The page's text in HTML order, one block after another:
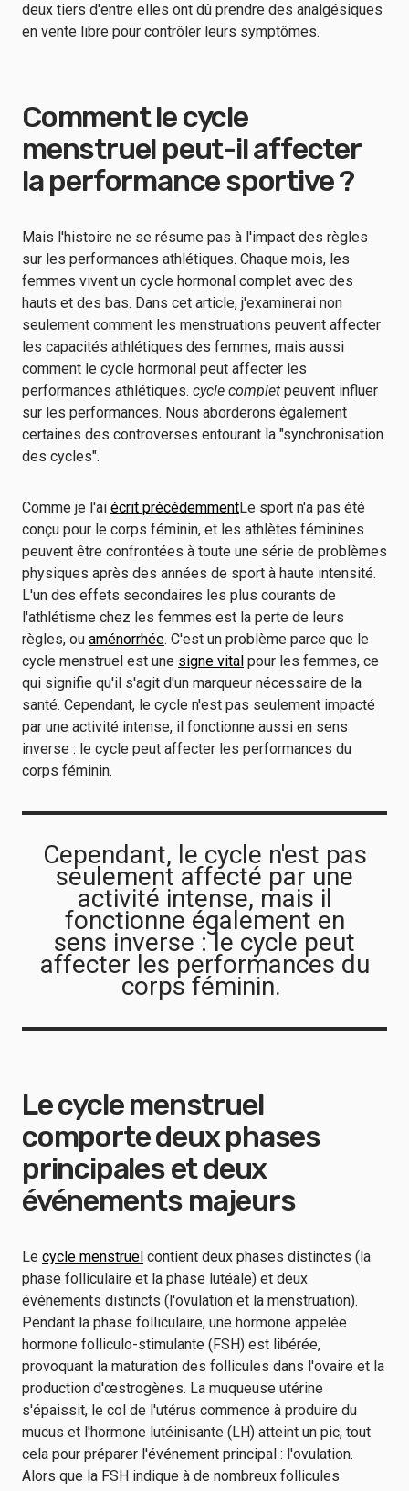
deux tiers d'entre elles ont dû prendre des analgésiques
en vente libre pour contrôler leurs symptômes.
Comment le cycle
menstruel peut-il affecter
la performance sportive ?
Mais l'histoire ne se résume pas à l'impact des règles
sur les performances athlétiques. Chaque mois, les
femmes vivent un cycle hormonal complet avec des
hauts et des bas. Dans cet article, j'examinerai non
seulement comment les menstruations peuvent affecter
les capacités athlétiques des femmes, mais aussi
comment le cycle hormonal peut affecter les
performances athlétiques. cycle complet peuvent influer
sur les performances. Nous aborderons également
certaines des controverses entourant la "synchronisation
des cycles".
Comme je l'ai écrit précédemmentLe sport n'a pas été
conçu pour le corps féminin, et les athlètes féminines
peuvent être confrontées à toute une série de problèmes
physiques après des années de sport à haute intensité.
L'un des effets secondaires les plus courants de
l'athlétisme chez les femmes est la perte de leurs
règles, ou aménorrhée. C'est un problème parce que le
cycle menstruel est une signe vital pour les femmes, ce
qui signifie qu'il s'agit d'un marqueur nécessaire de la
santé. Cependant, le cycle n'est pas seulement impacté
par une activité intense, il fonctionne aussi en sens
inverse : le cycle peut affecter les performances du
corps féminin.
Cependant, le cycle n'est pas
seulement affecté par une
activité intense, mais il
fonctionne également en
sens inverse : le cycle peut
affecter les performances du
corps féminin.
Le cycle menstruel
comporte deux phases
principales et deux
événements majeurs
Le cycle menstruel contient deux phases distinctes (la
phase folliculaire et la phase lutéale) et deux
événements distincts (l'ovulation et la menstruation).
Pendant la phase folliculaire, une hormone appelée
hormone folliculo-stimulante (FSH) est libérée,
provoquant la maturation des follicules dans l'ovaire et la
production d'œstrogènes. La muqueuse utérine
s'épaissit, le col de l'utérus commence à produire du
mucus et l'hormone lutéinisante (LH) atteint un pic, tout
cela pour préparer l'événement principal : l'ovulation.
Alors que la FSH indique à de nombreux follicules